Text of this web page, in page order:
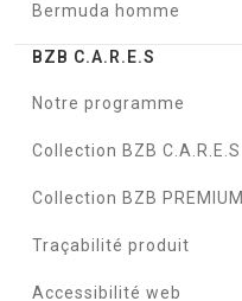
Bermuda homme
BZB C.A.R.E.S
Notre programme
Collection BZB C.A.R.E.S
Collection BZB PREMIUM
Traçabilité produit
Accessibilité web